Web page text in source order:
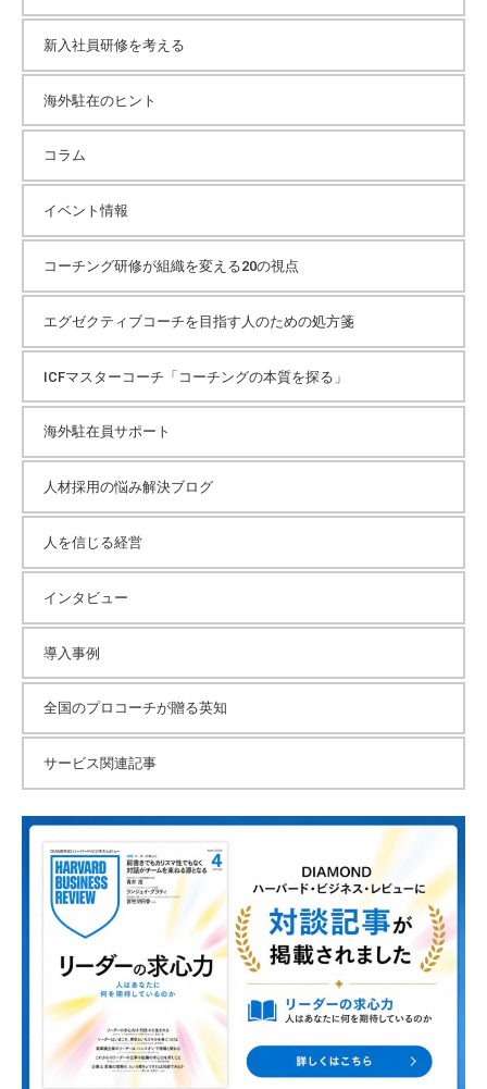
新入社員研修を考える
海外駐在のヒント
コラム
イベント情報
コーチング研修が組織を変える20の視点
エグゼクティブコーチを目指す人のための処方箋
ICFマスターコーチ「コーチングの本質を探る」
海外駐在員サポート
人材採用の悩み解決ブログ
人を信じる経営
インタビュー
導入事例
全国のプロコーチが贈る英知
サービス関連記事